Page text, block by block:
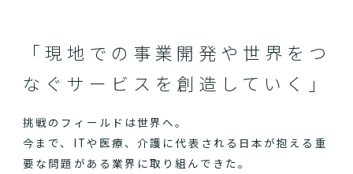
「現地での事業開発や世界をつ
なぐサービスを創造していく」
挑戦のフィールドは世界へ。
今まで、ITや医療、介護に代表される日本が抱える重
要な問題がある業界に取り組んできた。